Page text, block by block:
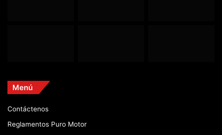
Menú
Contáctenos
Reglamentos Puro Motor